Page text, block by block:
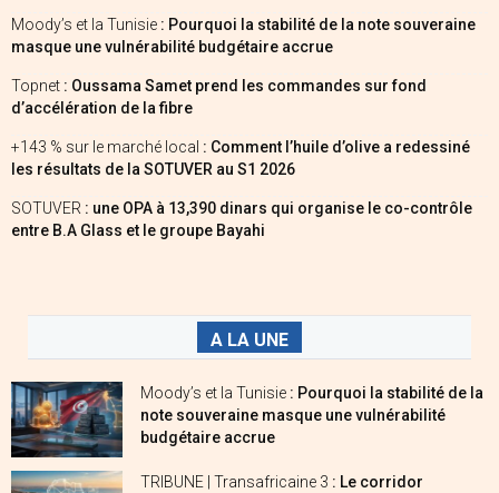
Moody’s et la Tunisie : Pourquoi la stabilité de la note souveraine
masque une vulnérabilité budgétaire accrue
Topnet : Oussama Samet prend les commandes sur fond
d’accélération de la fibre
+143 % sur le marché local : Comment l’huile d’olive a redessiné
les résultats de la SOTUVER au S1 2026
SOTUVER : une OPA à 13,390 dinars qui organise le co-contrôle
entre B.A Glass et le groupe Bayahi
A LA UNE
Moody’s et la Tunisie : Pourquoi la stabilité de la
note souveraine masque une vulnérabilité
budgétaire accrue
TRIBUNE | Transafricaine 3 : Le corridor